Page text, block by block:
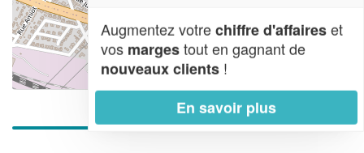
Augmentez votrechiffre d'affaireset
vos margestout en gagnant de
nouveaux clients !
En savoir plus